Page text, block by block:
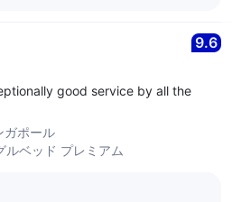
to hosting you again. Have a
Adyar Park
9.6
ガポール
ベッド プレミアム